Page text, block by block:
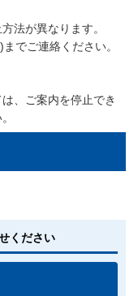
法が異なります。
でご連絡ください。
、ご案内を停止でき
ください